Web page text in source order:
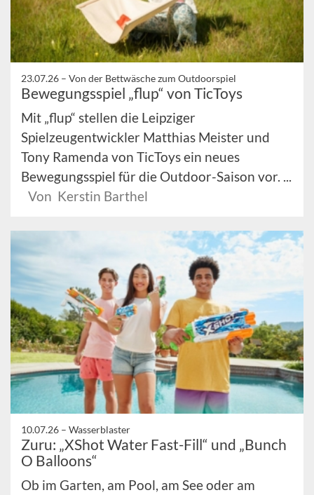
23.07.26 – Von der Bettwäsche zum Outdoorspiel
Bewegungsspiel „flup“ von TicToys
Mit „flup“ stellen die Leipziger
Spielzeugentwickler Matthias Meister und
Tony Ramenda von TicToys ein neues
Bewegungsspiel für die Outdoor-Saison vor. ...
Von Kerstin Barthel
10.07.26 – Wasserblaster
Zuru: „XShot Water Fast-Fill“ und „Bunch
O Balloons“
Ob im Garten, am Pool, am See oder am